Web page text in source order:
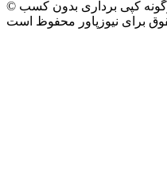
© طراحی و توسعه : نیوزپاور. هرگونه کپی برداری بدون کسب